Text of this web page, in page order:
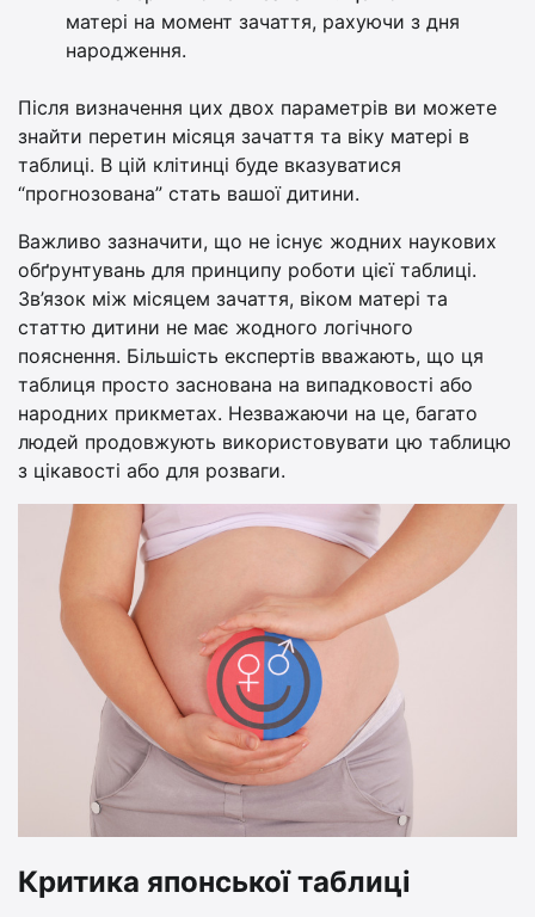
матері на момент зачаття, рахуючи з дня
народження.
Після визначення цих двох параметрів ви можете
знайти перетин місяця зачаття та віку матері в
таблиці. В цій клітинці буде вказуватися
“прогнозована” стать вашої дитини.
Важливо зазначити, що не існує жодних наукових
обґрунтувань для принципу роботи цієї таблиці.
Зв’язок між місяцем зачаття, віком матері та
статтю дитини не має жодного логічного
пояснення. Більшість експертів вважають, що ця
таблиця просто заснована на випадковості або
народних прикметах. Незважаючи на це, багато
людей продовжують використовувати цю таблицю
з цікавості або для розваги.
Критика японської таблиці